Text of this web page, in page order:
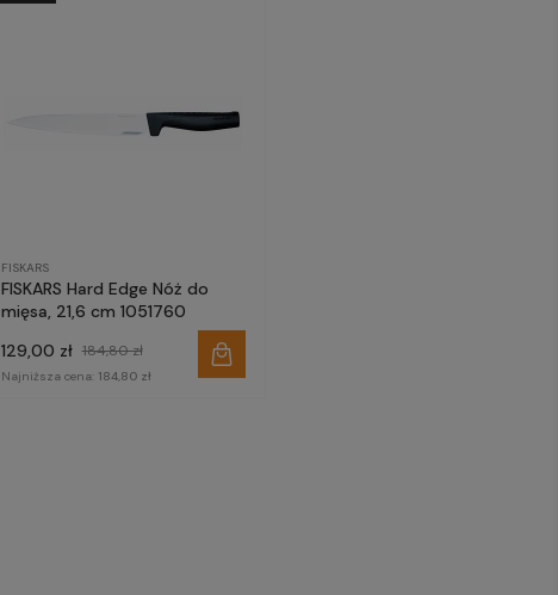
FISKARS
FISKARS Hard Edge Nóż do
mięsa, 21,6 cm 1051760
129,00 zł 184,80 zł
Najniższa cena: 184,80 zł